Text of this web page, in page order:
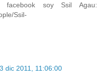
soy Ssil Agau:
Ssil-
3 dic 2011, 11:06:00